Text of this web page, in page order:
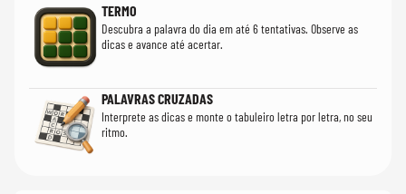
TERMO
Descubra a palavra do dia em até 6 tentativas. Observe as
dicas e avance até acertar.
PALAVRAS CRUZADAS
Interprete as dicas e monte o tabuleiro letra por letra, no seu
ritmo.